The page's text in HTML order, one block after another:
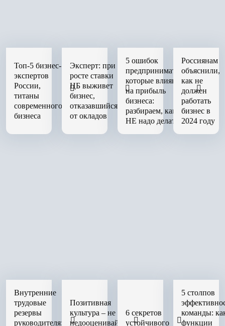
Топ-5 бизнес-
экспертов
России,
титаны
современного
бизнеса
Эксперт: при
росте ставки
ЦБ выживет
бизнес,
отказавшийся
от окладов
5 ошибок
предпринимателя,
которые влияют
на прибыль
бизнеса:
разбираем, как
НЕ надо делать
Россиянам
объяснили,
как не
должен
работать
бизнес в
2024 году
Внутренние
трудовые
резервы
руководителя:
Позитивная
культура – не
недооценивайте
6 секретов
устойчивого
5 столпов
команды:
функции